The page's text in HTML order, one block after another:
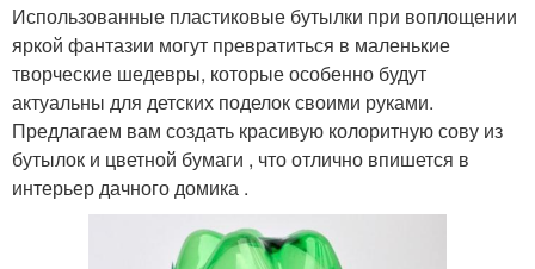
Использованные пластиковые бутылки при воплощении
яркой фантазии могут превратиться в маленькие
творческие шедевры, которые особенно будут
актуальны для детских поделок своими руками.
Предлагаем вам создать красивую колоритную сову из
бутылок и цветной бумаги , что отлично впишется в
интерьер дачного домика .